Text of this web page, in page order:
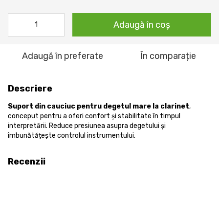
Adaugă în coș
Adaugă în preferate În comparație
Descriere
Suport din cauciuc pentru degetul mare la clarinet,
conceput pentru a oferi confort și stabilitate în timpul
interpretării. Reduce presiunea asupra degetului și
îmbunătățește controlul instrumentului.
Recenzii